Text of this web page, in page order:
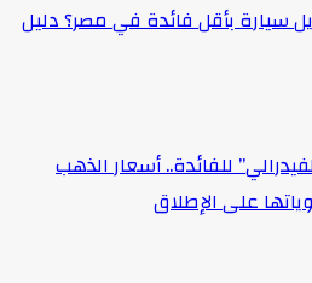
بأقل فائدة في مصر؟ دليل
للفائدة.. أسعار الذهب
على الإطلاق